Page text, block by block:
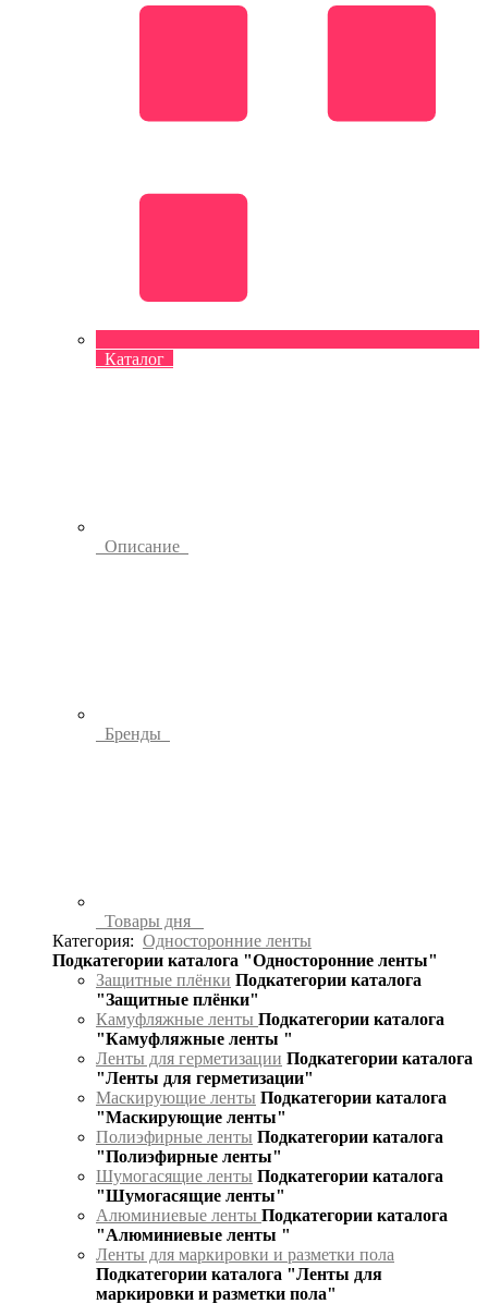
Каталог
Описание
Бренды
Товары дня
Категория: Односторонние ленты
Подкатегории каталога "Односторонние ленты"
Защитные плёнки Подкатегории каталога
"Защитные плёнки"
Камуфляжные ленты Подкатегории каталога
"Камуфляжные ленты "
Ленты для герметизации Подкатегории каталога
"Ленты для герметизации"
Маскирующие ленты Подкатегории каталога
"Маскирующие ленты"
Полиэфирные ленты Подкатегории каталога
"Полиэфирные ленты"
Шумогасящие ленты Подкатегории каталога
"Шумогасящие ленты"
Алюминиевые ленты Подкатегории каталога
"Алюминиевые ленты "
Ленты для маркировки и разметки пола
Подкатегории каталога "Ленты для
маркировки и разметки пола"